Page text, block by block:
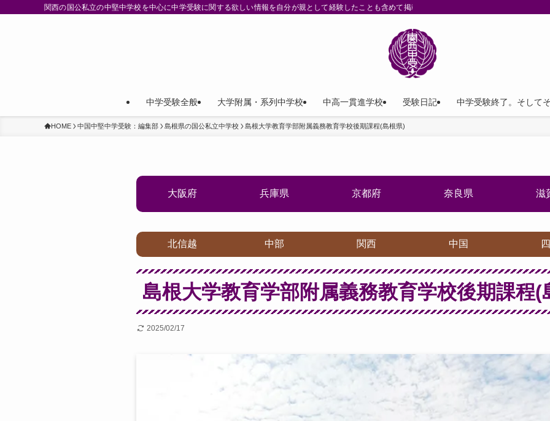
関西の国公私立の中堅中学校を中心に中学受験に関する欲しい情報を自分が親として経験したことも含めて掲載。
中学受験全般 大学附属・系列中学校 中高一貫進学校 受験日記 中学受験終了。そして
HOME 中国中堅中学受験：編集部 島根県の国公私立中学校 島根大学教育学部附属義務教育学校後期課程(島根県)
大阪府 兵庫県 京都府 奈良県 滋
北信越 中部 関西 中国
島根大学教育学部附属義務教育学校後期課程(
2025/02/17